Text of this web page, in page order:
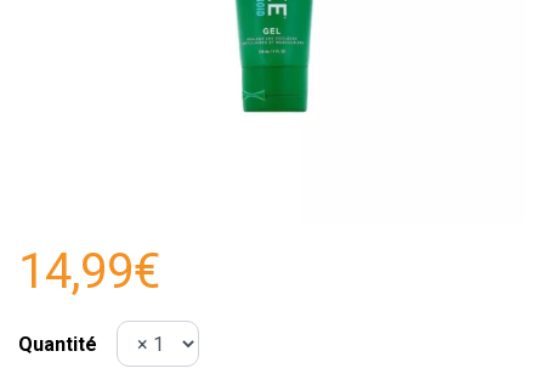
14,99€
Quantité